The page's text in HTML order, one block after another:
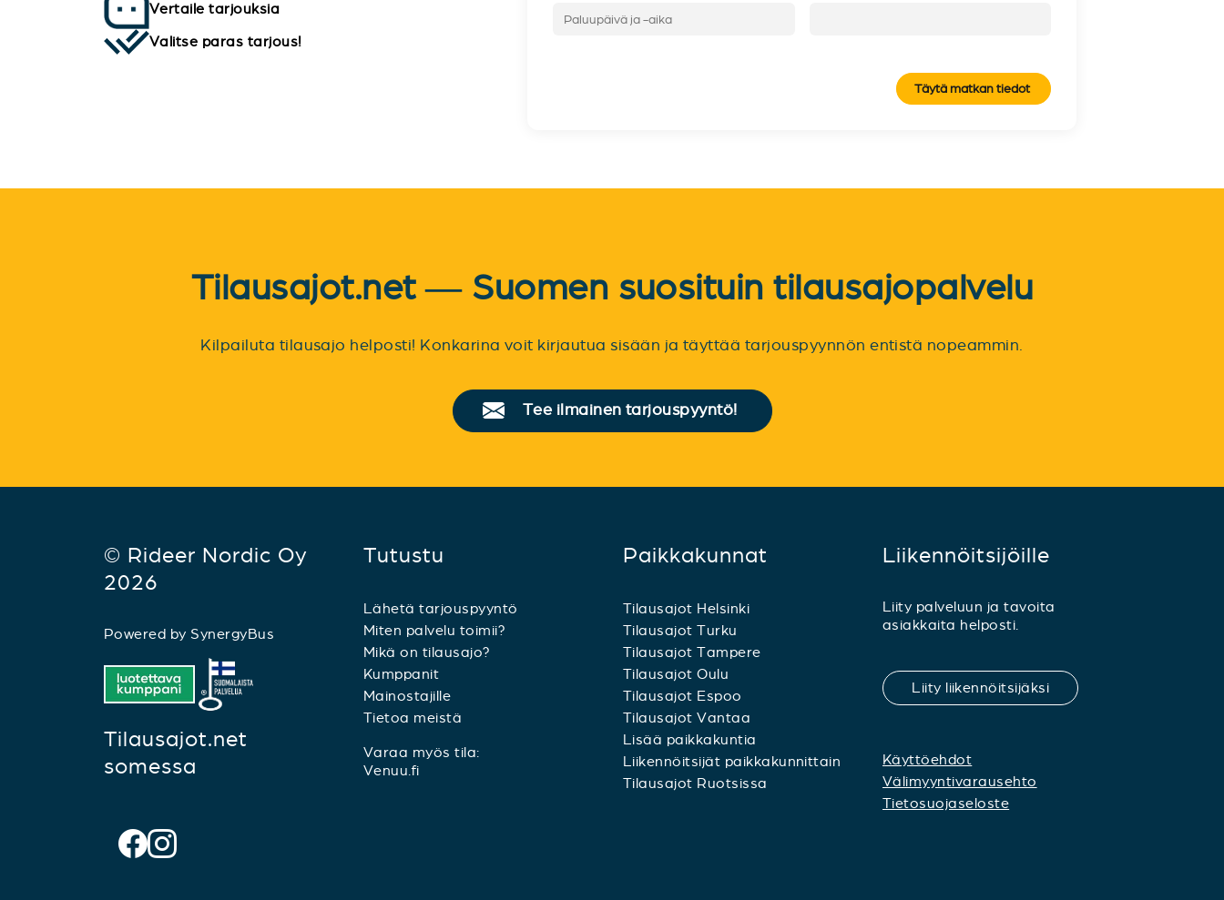
Vertaile tarjouksia
Valitse paras tarjous!
Täytä matkan tiedot
Tilausajot.net — Suomen suosituin tilausajopalvelu
Kilpailuta tilausajo helposti! Konkarina voit kirjautua sisään ja täyttää tarjouspyynnön entistä nopeammin.
Tee ilmainen tarjouspyyntö!
© Rideer Nordic Oy
2026
Powered by SynergyBus
Tilausajot.net
somessa
Tutustu
Lähetä tarjouspyyntö
Miten palvelu toimii?
Mikä on tilausajo?
Kumppanit
Mainostajille
Tietoa meistä
Varaa myös tila:
Venuu.fi
Paikkakunnat
Tilausajot Helsinki
Tilausajot Turku
Tilausajot Tampere
Tilausajot Oulu
Tilausajot Espoo
Tilausajot Vantaa
Lisää paikkakuntia
Liikennöitsijät paikkakunnittain
Tilausajot Ruotsissa
Liikennöitsijöille
Liity palveluun ja tavoita
asiakkaita helposti.
Liity liikennöitsijäksi
Käyttöehdot
Välimyyntivarausehto
Tietosuojaseloste